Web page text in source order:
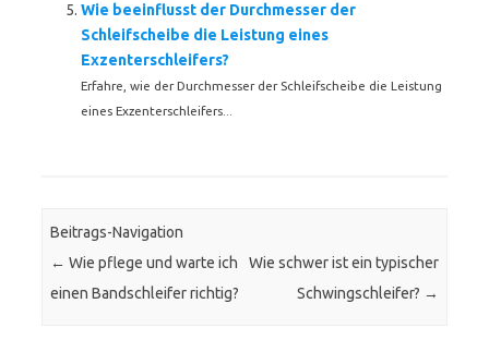
Wie beeinflusst der Durchmesser der
Schleifscheibe die Leistung eines
Exzenterschleifers?
Erfahre, wie der Durchmesser der Schleifscheibe die Leistung
eines Exzenterschleifers...
Beitrags-Navigation
← Wie pflege und warte ich
einen Bandschleifer richtig?
Wie schwer ist ein typischer
Schwingschleifer? →